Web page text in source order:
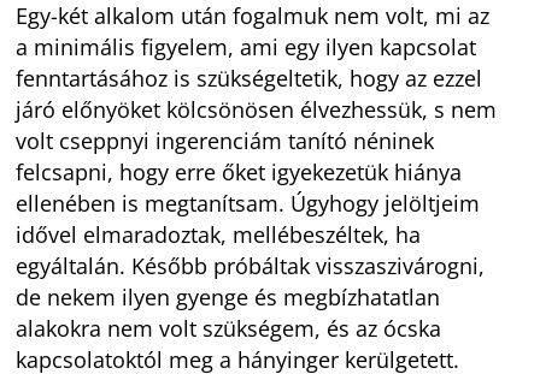
Egy-két alkalom után fogalmuk nem volt, mi az
a minimális figyelem, ami egy ilyen kapcsolat
fenntartásához is szükségeltetik, hogy az ezzel
járó előnyöket kölcsönösen élvezhessük, s nem
volt cseppnyi ingerenciám tanító néninek
felcsapni, hogy erre őket igyekezetük hiánya
ellenében is megtanítsam. Úgyhogy jelöltjeim
idővel elmaradoztak, mellébeszéltek, ha
egyáltalán. Később próbáltak visszaszivárogni,
de nekem ilyen gyenge és megbízhatatlan
alakokra nem volt szükségem, és az ócska
kapcsolatoktól meg a hányinger kerülgetett.